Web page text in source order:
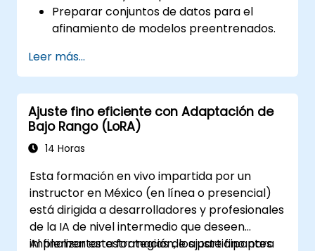
Preparar conjuntos de datos para el
afinamiento de modelos preentrenados.
(LLMs) para tareas de PLN
(Procesamiento de Lenguaje Natural).
Optimizar el rendimiento del modelo y
abordar desafíos comunes.
Leer más...
Ajuste fino eficiente con Adaptación de
Bajo Rango (LoRA)
14 Horas
Esta formación en vivo impartida por un
instructor en México (en línea o presencial)
está dirigida a desarrolladores y profesionales
de la IA de nivel intermedio que deseen
implementar estrategias de ajuste fino para
Al finalizar esta formación, los participantes